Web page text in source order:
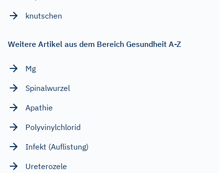
knutschen
Weitere Artikel aus dem Bereich Gesundheit A-Z
Mg
Spinalwurzel
Apathie
Polyvinylchlorid
Infekt (Auflistung)
Ureterozele